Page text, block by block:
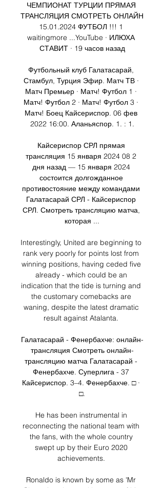
ЧЕМПИОНАТ ТУРЦИИ ПРЯМАЯ
ТРАНСЛЯЦИЯ СМОТРЕТЬ ОНЛАЙН
15.01.2024 ФУТБОЛ !!! 1
waitingmore ...YouTube · ИЛЮХА
СТАВИТ · 19 часов назад
Футбольный клуб Галатасарай,
Стамбул, Турция Эфир. Матч ТВ ·
Матч Премьер · Матч! Футбол 1 ·
Матч! Футбол 2 · Матч! Футбол 3 ·
Матч! Боец Кайсериспор. 06 фев
2022 16:00. Аланьяспор. 1. : 1.
Кайсериспор СРЛ прямая
трансляция 15 января 2024 08 2
дня назад — 15 января 2024
состоится долгожданное
противостояние между командами
Галатасарай СРЛ - Кайсериспор
СРЛ. Смотреть трансляцию матча,
которая ...
Interestingly, United are beginning to
rank very poorly for points lost from
winning positions, having ceded five
already - which could be an
indication that the tide is turning and
the customary comebacks are
waning, despite the latest dramatic
result against Atalanta.
Галатасарай - Фенербахче: онлайн-
трансляция Смотреть онлайн-
трансляцию матча Галатасарай -
Фенербахче. Суперлига - 37
Кайсериспор. 3–4. Фенербахче. □ ·
□.
He has been instrumental in
reconnecting the national team with
the fans, with the whole country
swept up by their Euro 2020
achievements.
Ronaldo is known by some as 'Mr